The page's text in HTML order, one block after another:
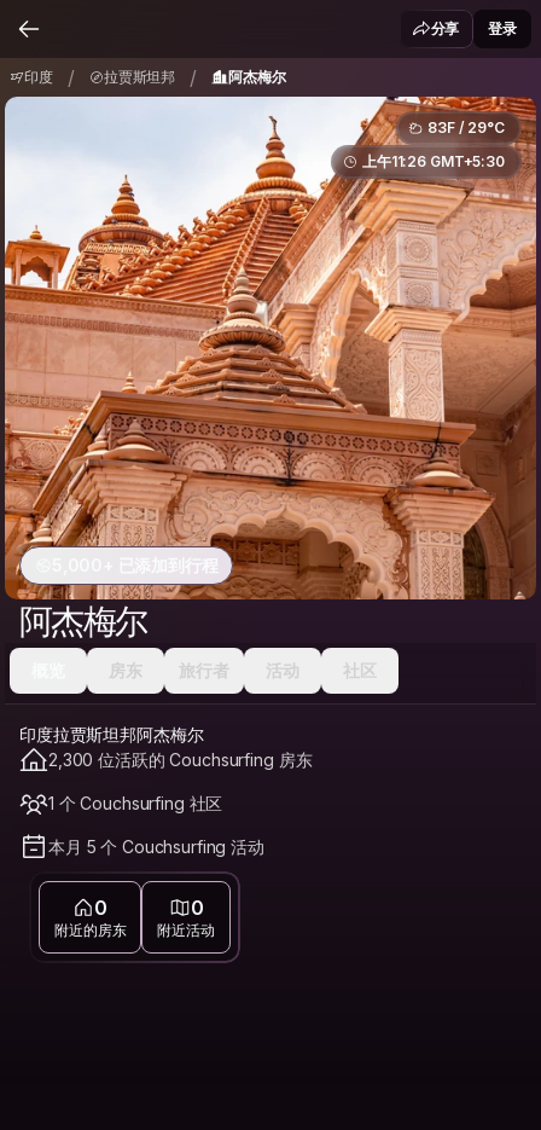
分享 登录
印度 / 拉贾斯坦邦 / 阿杰梅尔
83F / 29°C
上午11:26 GMT+5:30
5,000+ 已添加到行程
阿杰梅尔
房东 旅行者 活动 社区
印度拉贾斯坦邦阿杰梅尔
2,300 位活跃的 Couchsurfing 房东
1 个 Couchsurfing 社区
本月 5 个 Couchsurfing 活动
0
附近的房东
0
附近活动